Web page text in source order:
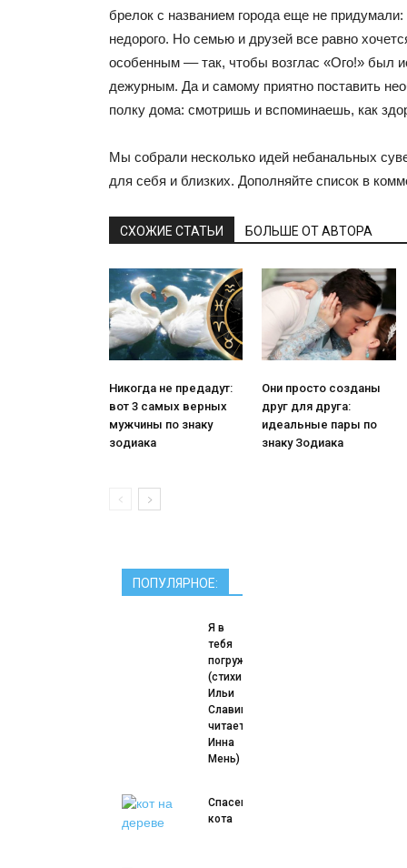
брелок с названием города еще не придумали:
недорого. Но семью и друзей все равно
особенным –– так, чтобы возглас «Ого!» был
дежурным. Да и самому приятно поставить
полку дома: смотришь и вспоминаешь, как
Мы собрали несколько идей небанальных
для себя и близких. Дополняйте список в
СХОЖИЕ СТАТЬИ БОЛЬШЕ ОТ АВТОРА
Никогда не предадут:
вот 3 самых верных
мужчины по знаку
зодиака
Они просто созданы
друг для друга:
идеальные пары по
знаку Зодиака
ПОПУЛЯРНОЕ:
Я в
тебя
погружаюсь….
(стихи
Ильи
Славицкого
читает
Инна
Мень)
Спасение
кота